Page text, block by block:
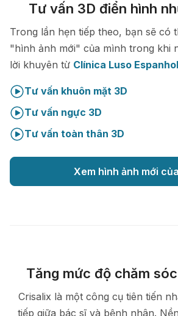
Tư vấn 3D điển hình
Trong lần hẹn tiếp theo, bạn sẽ có
"hình ảnh mới" của mình trong khi
lời khuyên từ Clínica Luso
Tư vấn khuôn mặt 3D
Tư vấn ngực 3D
Tư vấn toàn thân 3D
Xem hình ảnh mới
Tăng mức độ chăm
Crisalix là một công cụ tiên tiến
tiếp giữa bác sĩ và bệnh nhân.